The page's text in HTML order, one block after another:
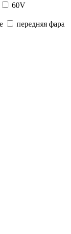
60V
передняя фара